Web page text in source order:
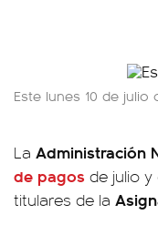
Este lunes 10 de julio
La Administración
de pagos de julio
titulares de la